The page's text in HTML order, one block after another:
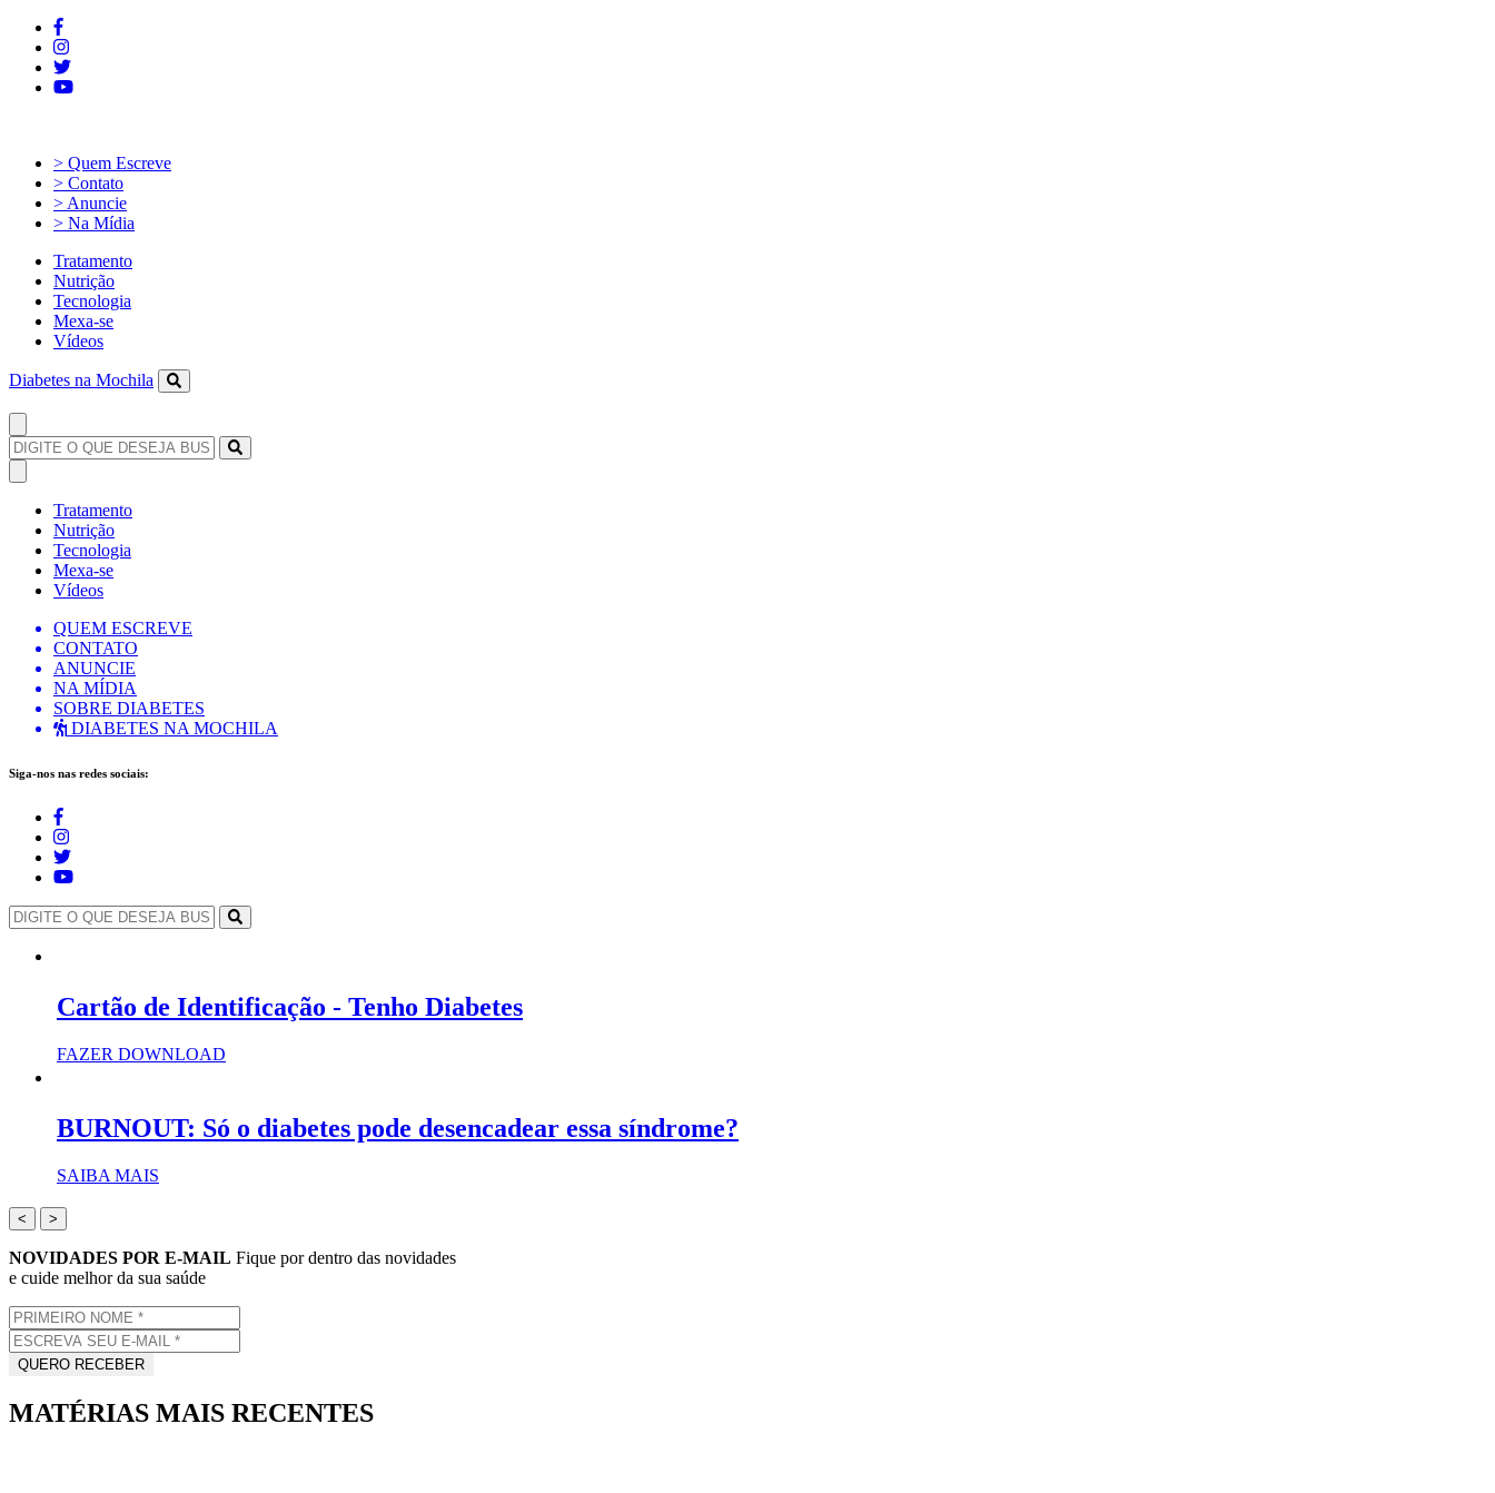
> Quem Escreve
> Contato
> Anuncie
> Na Mídia
Tratamento
Nutrição
Tecnologia
Mexa-se
Vídeos
Diabetes na Mochila
Tratamento
Nutrição
Tecnologia
Mexa-se
Vídeos
QUEM ESCREVE
CONTATO
ANUNCIE
NA MÍDIA
SOBRE DIABETES
DIABETES NA MOCHILA
Siga-nos nas redes sociais:
Cartão de Identificação - Tenho Diabetes
FAZER DOWNLOAD
BURNOUT: Só o diabetes pode desencadear essa síndrome?
SAIBA MAIS
< >
NOVIDADES POR E-MAIL Fique por dentro das novidades
e cuide melhor da sua saúde
MATÉRIAS MAIS RECENTES